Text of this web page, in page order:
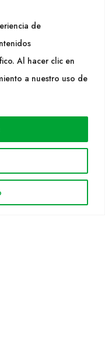
de
Al hacer clic en
a nuestro uso de